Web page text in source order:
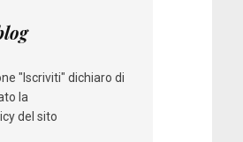
"Iscriviti" dichiaro di
la
del sito